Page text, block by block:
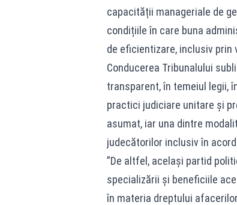
capacității manageriale de
condițiile în care buna
de eficientizare, inclusiv
Conducerea Tribunalului
transparent, în temeiul legii,
practici judiciare unitare și
asumat, iar una dintre
judecătorilor inclusiv în
”De altfel, același partid
specializării și beneficiile
în materia dreptului